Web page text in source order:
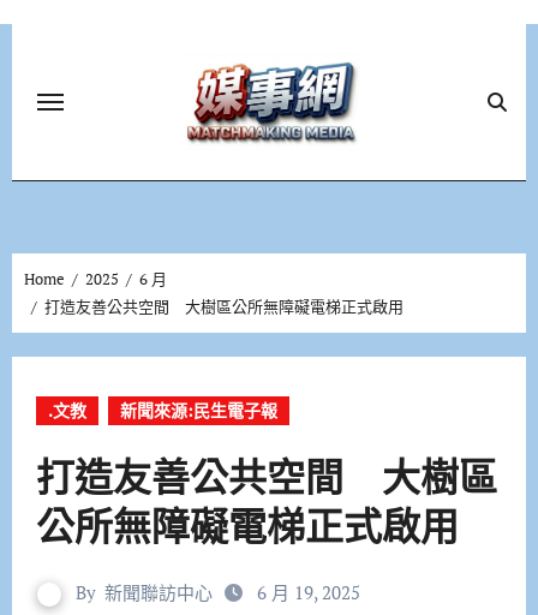
Home 2025
6 月
打造友善公共空間 大樹區公所無障礙電梯正式啟用
.文教 新聞來源:民生電子報
打造友善公共空間 大樹區
公所無障礙電梯正式啟用
By 新聞聯訪中心 6 月 19, 2025